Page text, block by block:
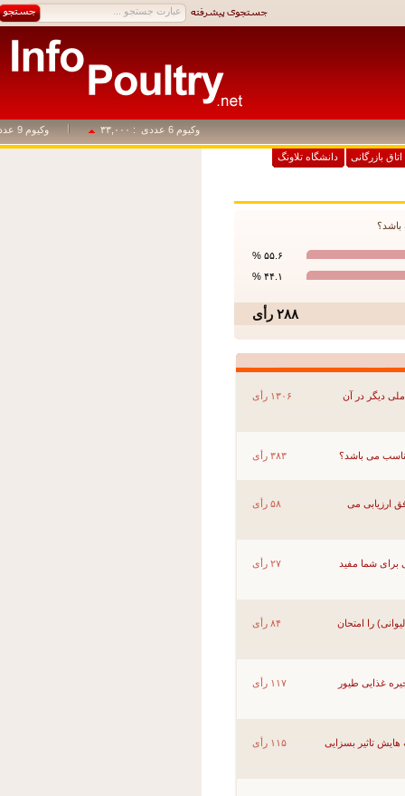
وکیوم 6 عددی : ۳۳,۰۰۰ وکیوم 9 عددی : ۴۹,۵۰۰
بازرگانی دانشگاه تلاونگ
۵۵.۶ %
۴۴.۱ %
۲۸۸ رأی
در آن ۱۳۰۶ رأی
می باشد؟ ۳۸۳ رأی
می
شما مفید
را امتحان
غذایی طیور ۱۱۷ رأی
تاثیر بسزایی ۱۱۵ رأی